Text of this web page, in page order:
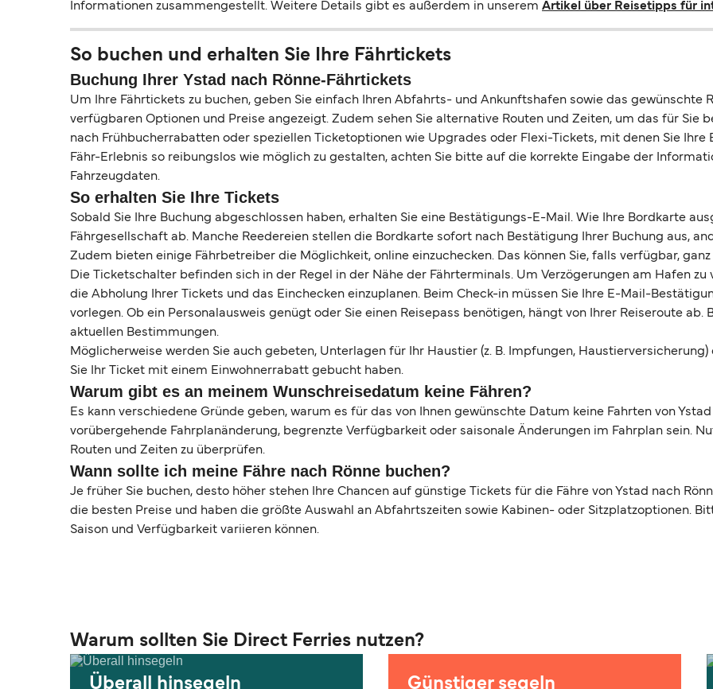
Informationen zusammengestellt. Weitere Details gibt es außerdem in unserem Artikel über Reisetipps für
So buchen und erhalten Sie Ihre Fährtickets
Buchung Ihrer Ystad nach Rönne-Fährtickets
Um Ihre Fährtickets zu buchen, geben Sie einfach Ihren Abfahrts- und Ankunftshafen sowie das gewünschte
verfügbaren Optionen und Preise angezeigt. Zudem sehen Sie alternative Routen und Zeiten, um das für Sie
nach Frühbucherrabatten oder speziellen Ticketoptionen wie Upgrades oder Flexi-Tickets, mit denen Sie Ihre
Fähr-Erlebnis so reibungslos wie möglich zu gestalten, achten Sie bitte auf die korrekte Eingabe der
Fahrzeugdaten.
So erhalten Sie Ihre Tickets
Sobald Sie Ihre Buchung abgeschlossen haben, erhalten Sie eine Bestätigungs-E-Mail. Wie Ihre Bordkarte
Fährgesellschaft ab. Manche Reedereien stellen die Bordkarte sofort nach Bestätigung Ihrer Buchung aus,
Zudem bieten einige Fährbetreiber die Möglichkeit, online einzuchecken. Das können Sie, falls verfügbar,
Die Ticketschalter befinden sich in der Regel in der Nähe der Fährterminals. Um Verzögerungen am Hafen
die Abholung Ihrer Tickets und das Einchecken einzuplanen. Beim Check-in müssen Sie Ihre E-Mail-
vorlegen. Ob ein Personalausweis genügt oder Sie einen Reisepass benötigen, hängt von Ihrer Reiseroute
aktuellen Bestimmungen.
Möglicherweise werden Sie auch gebeten, Unterlagen für Ihr Haustier (z. B. Impfungen,
Sie Ihr Ticket mit einem Einwohnerrabatt gebucht haben.
Warum gibt es an meinem Wunschreisedatum keine Fähren?
Es kann verschiedene Gründe geben, warum es für das von Ihnen gewünschte Datum keine Fahrten von
vorübergehende Fahrplanänderung, begrenzte Verfügbarkeit oder saisonale Änderungen im Fahrplan sein.
Routen und Zeiten zu überprüfen.
Wann sollte ich meine Fähre nach Rönne buchen?
Je früher Sie buchen, desto höher stehen Ihre Chancen auf günstige Tickets für die Fähre von Ystad nach
die besten Preise und haben die größte Auswahl an Abfahrtszeiten sowie Kabinen- oder Sitzplatzoptionen.
Saison und Verfügbarkeit variieren können.
Warum sollten Sie Direct Ferries nutzen?
Überall hinsegeln Günstiger segeln